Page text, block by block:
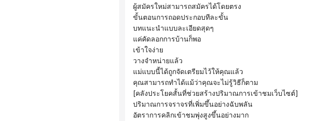
ผู้สมัครใหม่สามารถสมัครได้โดยตรง
ขั้นตอนการถอดประกอบทีละขั้น
บทแนะนำแบบละเอียดสุดๆ
แค่คัดลอกการบ้านก็พอ
เข้าใจง่าย
วางจำหน่ายแล้ว
แม่แบบนี้ได้ถูกจัดเตรียมไว้ให้คุณแล้ว
คุณสามารถทำได้แม้ว่าคุณจะไม่รู้วิธีก็ตาม
[คลังประโยคสั้นที่ช่วยสร้างปริมาณการเข้าชมเว็บไซต์]
ปริมาณการจราจรที่เพิ่มขึ้นอย่างฉับพลัน
อัตราการคลิกเข้าชมพุ่งสูงขึ้นอย่างมาก